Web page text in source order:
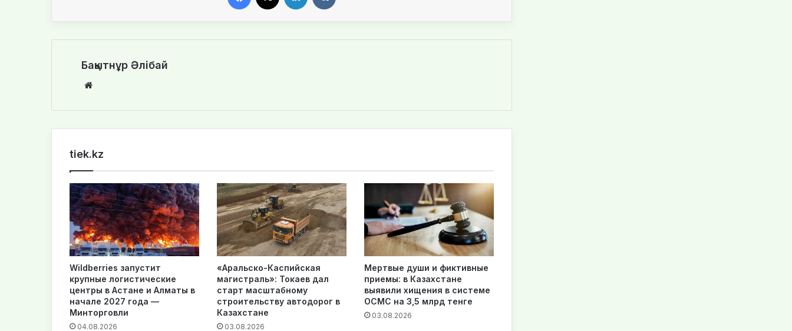
Бақытнұр Әлібай
te
tiek.kz
Wildberries запустит
крупные логистические
центры в Астане и Алматы в
начале 2027 года —
Минторговли
04.08.2026
«Аральско-Каспийская
магистраль»: Токаев дал
старт масштабному
строительству автодорог в
Казахстане
03.08.2026
Мертвые души и фиктивные
приемы: в Казахстане
выявили хищения в системе
ОСМС на 3,5 млрд тенге
03.08.2026